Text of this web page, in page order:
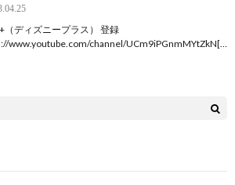
（ディズニープラス） 登録
www.youtube.com/channel/UCm9iPGnmMYtZkN[…